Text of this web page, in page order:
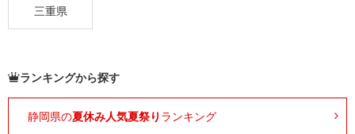
三重県
ランキングから探す
静岡県の夏休み人気夏祭り ランキング